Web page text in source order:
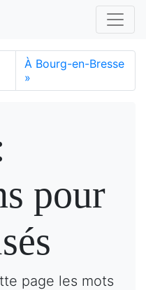
À Bourg-en-Bresse
»
pour
page les mots